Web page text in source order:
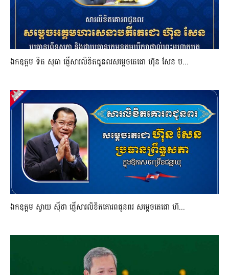
ឯកឧត្តម ទិត សុធា ផ្ញើសារលិខិតជូនពរសម្តេចតេជោ ហ៊ុន សែន ប...
ឯកឧត្តម ស្វាយ ស៊ីថា ផ្ញើសារលិខិតគោរពជូនពរ សម្ដេចតេជោ ហ៊...